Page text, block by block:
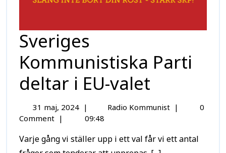
Sveriges
Kommunistiska Parti
deltar i EU-valet
31 maj, 2024 | Radio Kommunist |
0
Comment | 09:48
Varje gång vi ställer upp i ett val får vi ett antal